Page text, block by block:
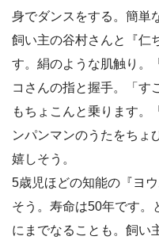
身でダンスをする。簡単
飼い主の谷村さんと『仁
す。絹のような肌触り。
コさんの指と握手。「す
もちょこんと乗ります。
ンパンマンのうたをちょ
嬉しそう。
5歳児ほどの知能の『ヨ
そう。寿命は50年です。
にまでなることも。飼い